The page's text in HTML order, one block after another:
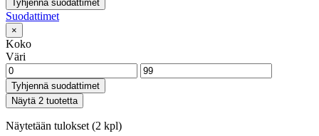
Tyhjennä suodattimet
Suodattimet
×
Koko
Väri
Tyhjennä suodattimet
Näytä 2 tuotetta
Näytetään tulokset (2 kpl)